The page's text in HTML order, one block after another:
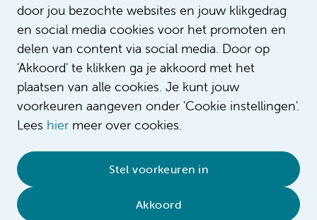
door jou bezochte websites en jouw klikgedrag
en social media cookies voor het promoten en
delen van content via social media. Door op
'Akkoord' te klikken ga je akkoord met het
plaatsen van alle cookies. Je kunt jouw
voorkeuren aangeven onder 'Cookie instellingen'.
Lees hier meer over cookies.
Stel voorkeuren in
Akkoord
Cookieverklaring • Sitemap